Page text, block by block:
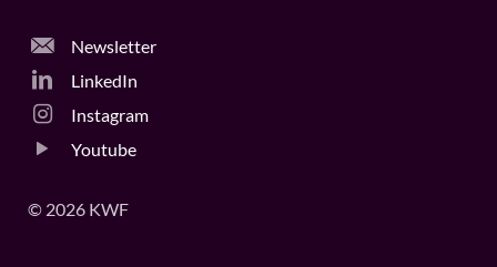
Newsletter
LinkedIn
Instagram
Youtube
© 2026 KWF